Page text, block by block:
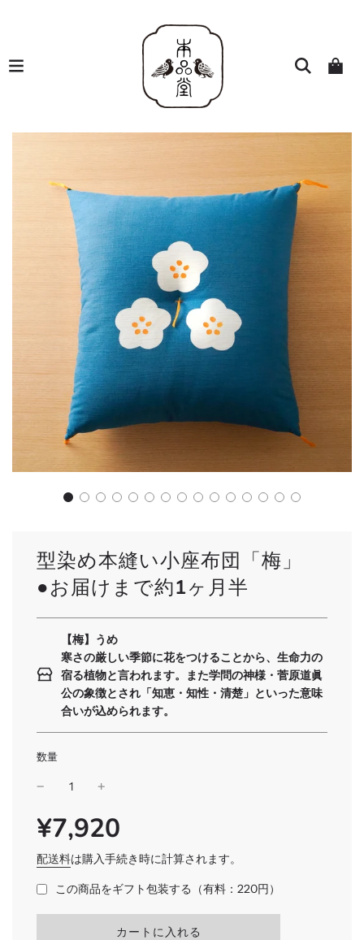
型染め本縫い小座布団「梅」
●お届けまで約1ヶ月半
【梅】うめ
寒さの厳しい季節に花をつけることから、生命力の
宿る植物と言われます。また学問の神様・菅原道眞
公の象徴とされ「知恵・知性・清楚」といった意味
合いが込められます。
数量
SALE
PRICE
通
常
価
格
¥7,920
配送料は購入手続き時に計算されます。
この商品をギフト包装する（有料：220円）
読
カートに入れる